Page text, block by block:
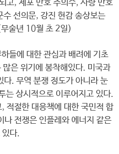
고, 제포 만호 주의수, 사량 만호
선의문, 강진 현감 송상보는
술년 10월 초 2일)
들에 대한 관심과 배려에 기초
은 위기에 봉착해있다. 미국과
다. 무역 분쟁 정도가 아니라 눈
는 상시적으로 이루어지고 있다.
적절한 대응책에 대한 국민적 합
나 전쟁은 인플레와 에너지 같은
있다.